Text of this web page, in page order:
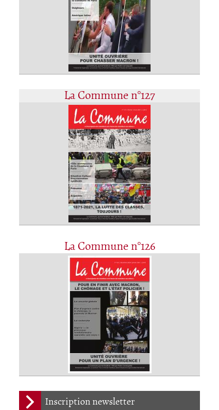
La Commune n°127
La Commune n°126
Inscription newsletter